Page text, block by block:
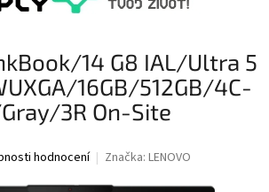
14 G8 IAL/Ultra 5
16GB/512GB/4C-
3R On-Site
hodnocení Značka: LENOVO